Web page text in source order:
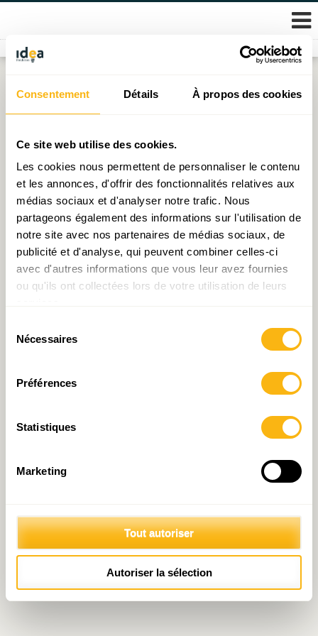
Consentement Détails À propos des cookies
Ce site web utilise des cookies.
Les cookies nous permettent de personnaliser le contenu
et les annonces, d'offrir des fonctionnalités relatives aux
médias sociaux et d'analyser notre trafic. Nous
partageons également des informations sur l'utilisation de
notre site avec nos partenaires de médias sociaux, de
publicité et d'analyse, qui peuvent combiner celles-ci
avec d'autres informations que vous leur avez fournies
ou qu'ils ont collectées lors de votre utilisation de leurs
Nécessaires
Préférences
Statistiques
Marketing
Tout autoriser
Autoriser la sélection
Skip
content
Étiquette : immobilier luxembourgeois
Document de travail N°18 : Crise du logement :
Persistance, faux-semblants, vrais enjeux, Et cetera !
Publié le22.02.2022par Michel - Edouard Ruben
Une petite douzaine de biais liés au marché
immobilier résidentiel
Publié le15.04.2021parThomas Valici
© 2026 Fondation IDEA